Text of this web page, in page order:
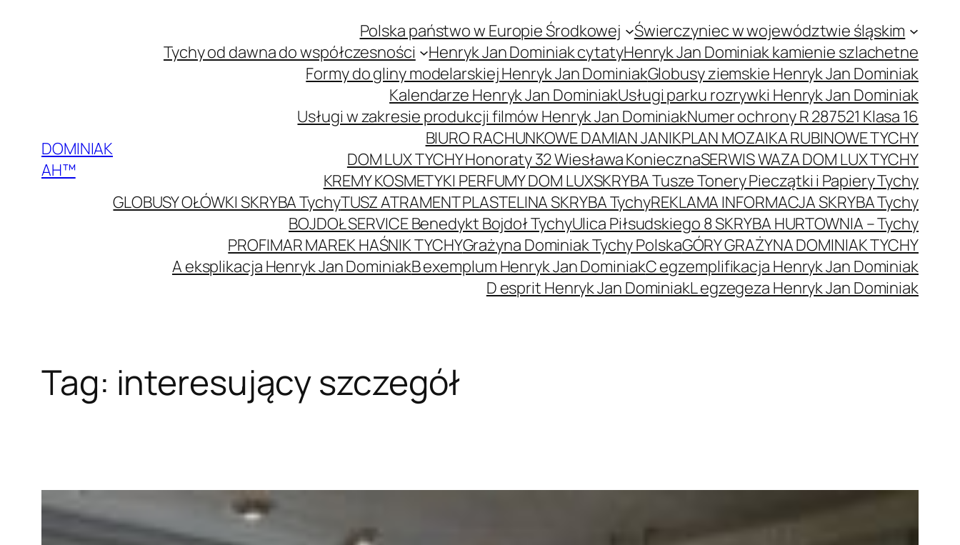
DOMINIAK
AH™
Polska państwo w Europie Środkowej
Świerczyniec w województwie śląskim
Tychy od dawna do współczesności
Henryk Jan Dominiak cytatyHenryk Jan Dominiak kamienie szlachetne
Formy do gliny modelarskiej Henryk Jan DominiakGlobusy ziemskie Henryk Jan Dominiak
Kalendarze Henryk Jan DominiakUsługi parku rozrywki Henryk Jan Dominiak
Usługi w zakresie produkcji filmów Henryk Jan DominiakNumer ochrony R 287521 Klasa 16
BIURO RACHUNKOWE DAMIAN JANIKPLAN MOZAIKA RUBINOWE TYCHY
DOM LUX TYCHY Honoraty 32 Wiesława KoniecznaSERWIS WAZA DOM LUX TYCHY
KREMY KOSMETYKI PERFUMY DOM LUXSKRYBA Tusze Tonery Pieczątki i Papiery Tychy
GLOBUSY OŁÓWKI SKRYBA TychyTUSZ ATRAMENT PLASTELINA SKRYBA TychyREKLAMA INFORMACJA SKRYBA Tychy
BOJDOŁ SERVICE Benedykt Bojdoł TychyUlica Piłsudskiego 8 SKRYBA HURTOWNIA – Tychy
PROFIMAR MAREK HAŚNIK TYCHYGrażyna Dominiak Tychy PolskaGÓRY GRAŻYNA DOMINIAK TYCHY
A eksplikacja Henryk Jan DominiakB exemplum Henryk Jan DominiakC egzemplifikacja Henryk Jan Dominiak
D esprit Henryk Jan DominiakL egzegeza Henryk Jan Dominiak
Tag: interesujący szczegół